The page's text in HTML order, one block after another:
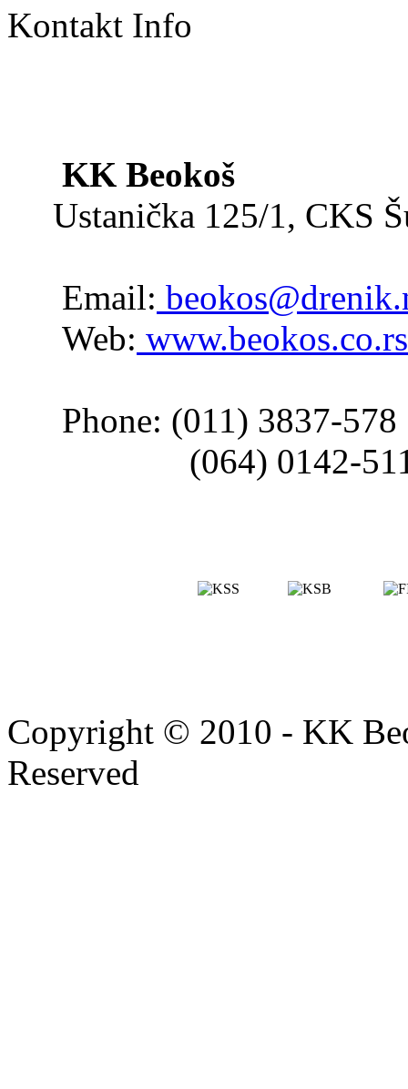
Kontakt Info
KK Beokoš
Ustanička 125/1, CKS
Email:
Web: www.beokos.co.rs
Phone: (011) 3837-578
(064) 0142-
Copyright © 2010 - KK
Reserved